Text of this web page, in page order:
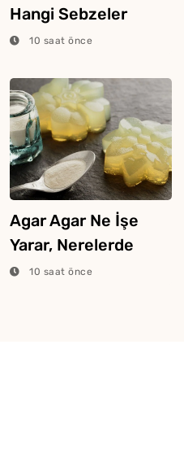
Hangi Sebzeler
Konur?
10 saat önce
Agar Agar Ne İşe
Yarar, Nerelerde
Kullanılır?
10 saat önce